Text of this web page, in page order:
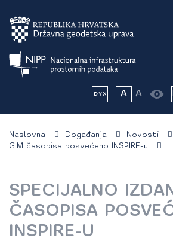
A A
Naslovna Događanja Novosti
GIM časopisa posvećeno INSPIRE-u
SPECIJALNO
ČASOPISA
INSPIRE-U